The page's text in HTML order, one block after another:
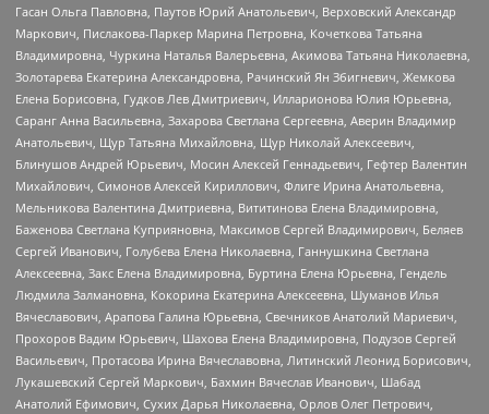
Гасан Ольга Павловна, Паутов Юрий Анатольевич, Верховский Александр
Маркович, Пислакова-Паркер Марина Петровна, Кочеткова Татьяна
Владимировна, Чуркина Наталья Валерьевна, Акимова Татьяна Николаевна,
Золотарева Екатерина Александровна, Рачинский Ян Збигневич, Жемкова
Елена Борисовна, Гудков Лев Дмитриевич, Илларионова Юлия Юрьевна,
Саранг Анна Васильевна, Захарова Светлана Сергеевна, Аверин Владимир
Анатольевич, Щур Татьяна Михайловна, Щур Николай Алексеевич,
Блинушов Андрей Юрьевич, Мосин Алексей Геннадьевич, Гефтер Валентин
Михайлович, Симонов Алексей Кириллович, Флиге Ирина Анатольевна,
Мельникова Валентина Дмитриевна, Вититинова Елена Владимировна,
Баженова Светлана Куприяновна, Максимов Сергей Владимирович, Беляев
Сергей Иванович, Голубева Елена Николаевна, Ганнушкина Светлана
Алексеевна, Закс Елена Владимировна, Буртина Елена Юрьевна, Гендель
Людмила Залмановна, Кокорина Екатерина Алексеевна, Шуманов Илья
Вячеславович, Арапова Галина Юрьевна, Свечников Анатолий Мариевич,
Прохоров Вадим Юрьевич, Шахова Елена Владимировна, Подузов Сергей
Васильевич, Протасова Ирина Вячеславовна, Литинский Леонид Борисович,
Лукашевский Сергей Маркович, Бахмин Вячеслав Иванович, Шабад
Анатолий Ефимович, Сухих Дарья Николаевна, Орлов Олег Петрович,